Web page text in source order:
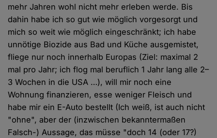
mehr Jahren wohl nicht mehr erleben werde. Bis
dahin habe ich so gut wie möglich vorgesorgt und
mich so weit wie möglich eingeschränkt; ich habe
unnötige Biozide aus Bad und Küche ausgemistet,
fliege nur noch innerhalb Europas (Ziel: maximal 2
mal pro Jahr; ich flog mal beruflich 1 Jahr lang alle 2–
3 Wochen in die USA …), will mir noch eine
Wohnung finanzieren, esse weniger Fleisch und
habe mir ein E-Auto bestellt (Ich weiß, ist auch nicht
"ohne", aber der (inzwischen bekanntermaßen
Falsch-) Aussage, das müsse "doch 14 (oder 17?)